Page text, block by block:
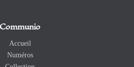
Communio
Accueil
Numéros